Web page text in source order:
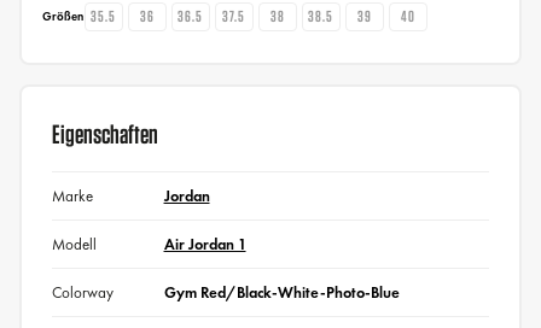
Größen 35.5 36 36.5 37.5 38 38.5 39 40
Eigenschaften
Marke Jordan
Modell Air Jordan 1
Colorway Gym Red/Black-White-Photo-Blue